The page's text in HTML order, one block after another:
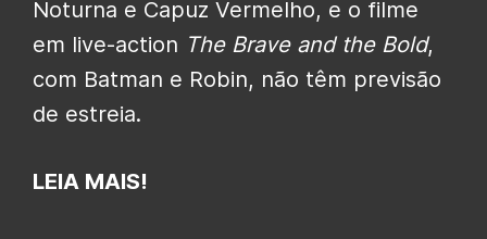
Noturna e Capuz Vermelho, e o filme
em live-action The Brave and the Bold,
com Batman e Robin, não têm previsão
de estreia.
LEIA MAIS!